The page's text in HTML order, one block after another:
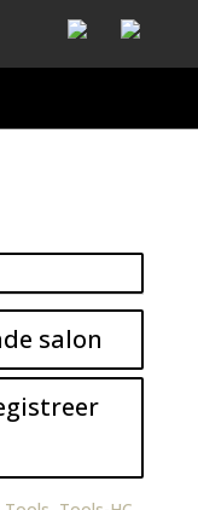
salon